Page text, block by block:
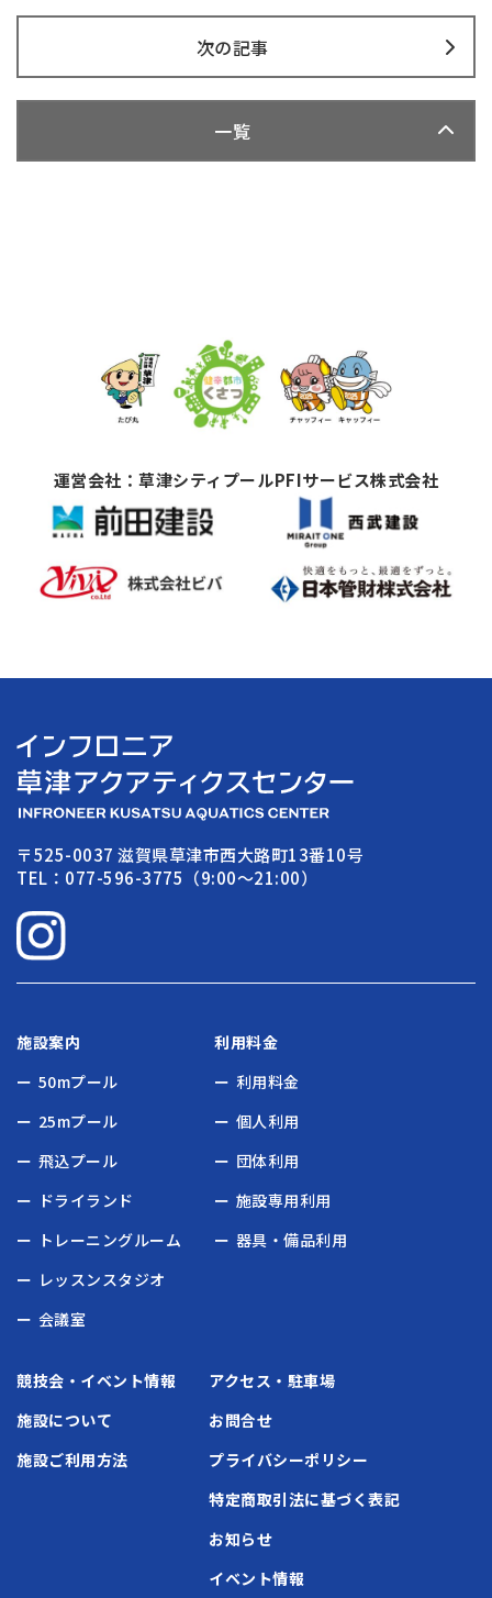
次の記事
一覧
運営会社：草津シティプールPFIサービス株式会社
〒525-0037 滋賀県草津市西大路町13番10号
TEL：077-596-3775（9:00〜21:00）
施設案内
50mプール
25mプール
飛込プール
ドライランド
トレーニングルーム
レッスンスタジオ
会議室
利用料金
利用料金
個人利用
団体利用
施設専用利用
器具・備品利用
競技会・イベント情報
施設について
施設ご利用方法
アクセス・駐車場
お問合せ
プライバシーポリシー
特定商取引法に基づく表記
お知らせ
イベント情報